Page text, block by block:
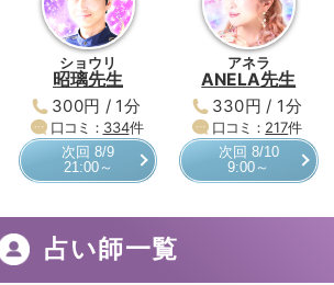
ショウリ
昭璃先生
300円 / 1分
口コミ： 334件
次回 8/9
21:00～
アネラ
ANELA先生
330円 / 1分
口コミ： 217件
次回 8/10
9:00～
占い師一覧